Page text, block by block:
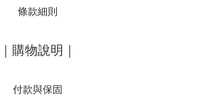
條款細則
｜購物說明｜
付款與保固